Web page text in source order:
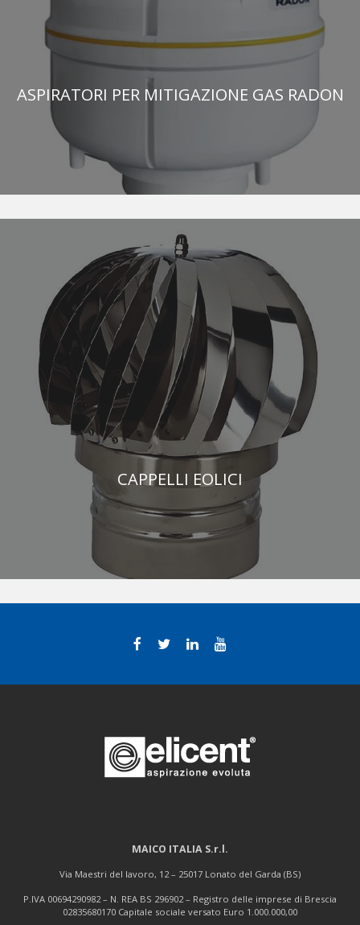
ASPIRATORI PER MITIGAZIONE GAS RADON
CAPPELLI EOLICI
MAICO ITALIA S.r.l.
Via Maestri del lavoro, 12 – 25017 Lonato del Garda (BS)
P.IVA 00694290982 – N. REA BS 296902 – Registro delle imprese di Brescia
02835680170 Capitale sociale versato Euro 1.000.000,00